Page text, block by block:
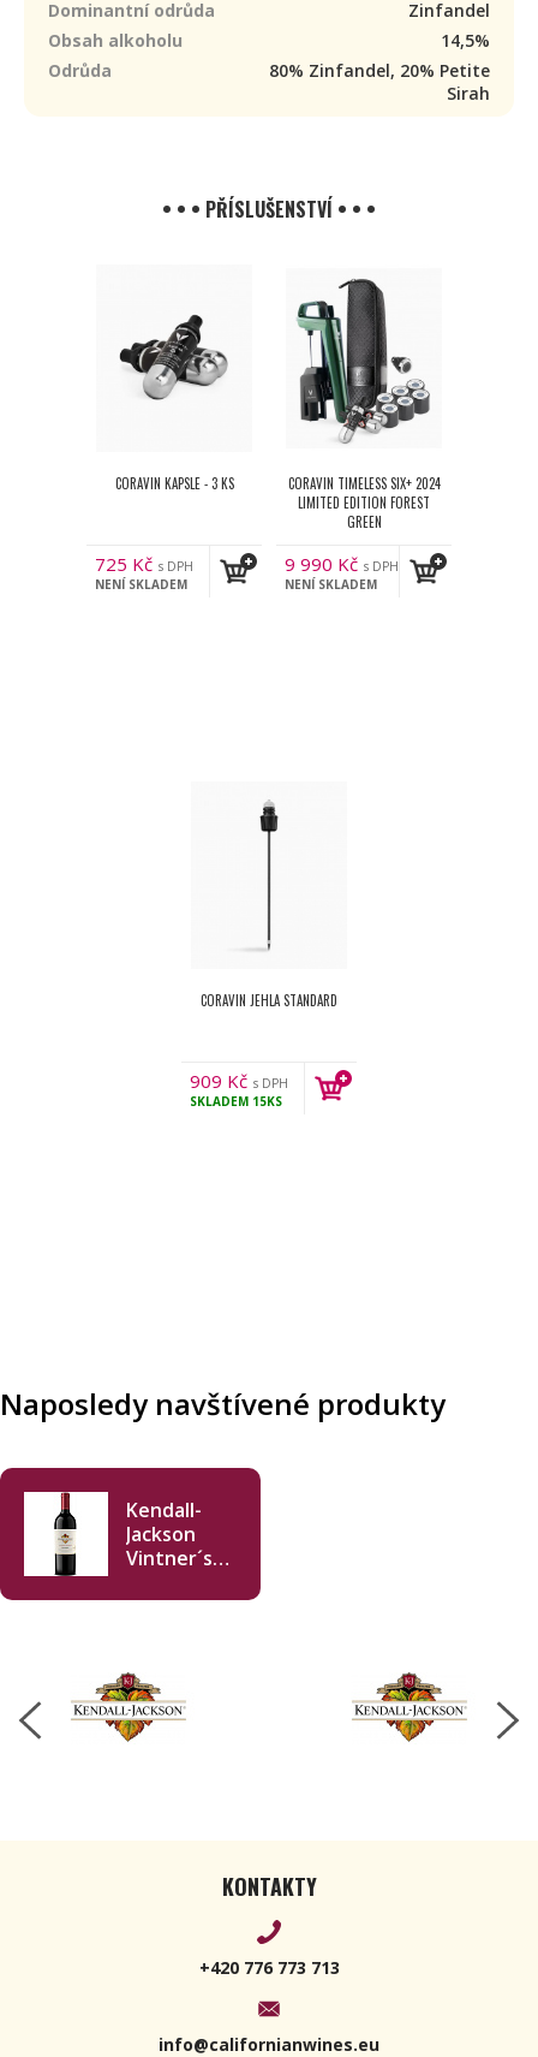
Dominantní odrůda
Zinfandel
Obsah alkoholu
14,5%
Odrůda
80% Zinfandel, 20% Petite
Sirah
• • • PŘÍSLUŠENSTVÍ • • •
CORAVIN KAPSLE - 3 KS
725 Kč s DPH
NENÍ SKLADEM
CORAVIN TIMELESS SIX+ 2024
LIMITED EDITION FOREST
GREEN
9 990 Kč s DPH
NENÍ SKLADEM
CORAVIN JEHLA STANDARD
909 Kč s DPH
SKLADEM 15KS
Naposledy navštívené produkty
Kendall-
Jackson
Vintner´s
Zinfandel
KONTAKTY
+420 776 773 713
info@californianwines.eu